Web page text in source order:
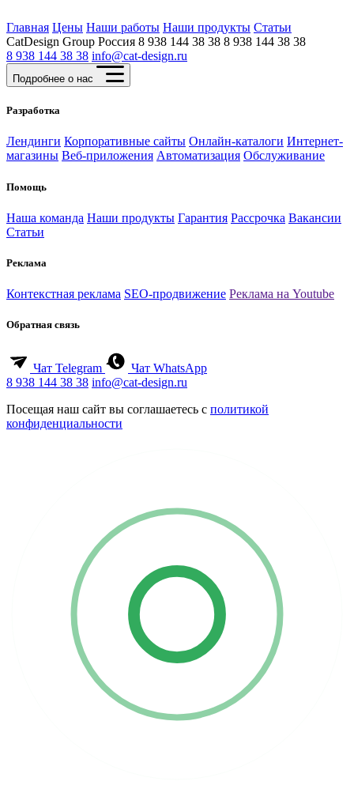
Главная Цены Наши работы Наши продукты Статьи
CatDesign Group Россия 8 938 144 38 38 8 938 144 38 38
8 938 144 38 38 info@cat-design.ru
Подробнее о нас
Разработка
Лендинги Корпоративные сайты Онлайн-каталоги Интернет-
магазины Веб-приложения Автоматизация Обслуживание
Помощь
Наша команда Наши продукты Гарантия Рассрочка Вакансии
Статьи
Реклама
Контекстная реклама SEO-продвижение Реклама на Youtube
Обратная связь
Чат Telegram
Чат WhatsApp
8 938 144 38 38 info@cat-design.ru
Посещая наш сайт вы соглашаетесь с политикой
конфиденциальности